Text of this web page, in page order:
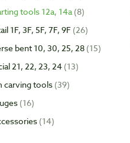
tools 12a, 14a 8
1F, 3F, 5F, 7F, 9F 26
bent 10, 30, 25, 28 15
21, 22, 23, 24 13
carving tools 39
16
14